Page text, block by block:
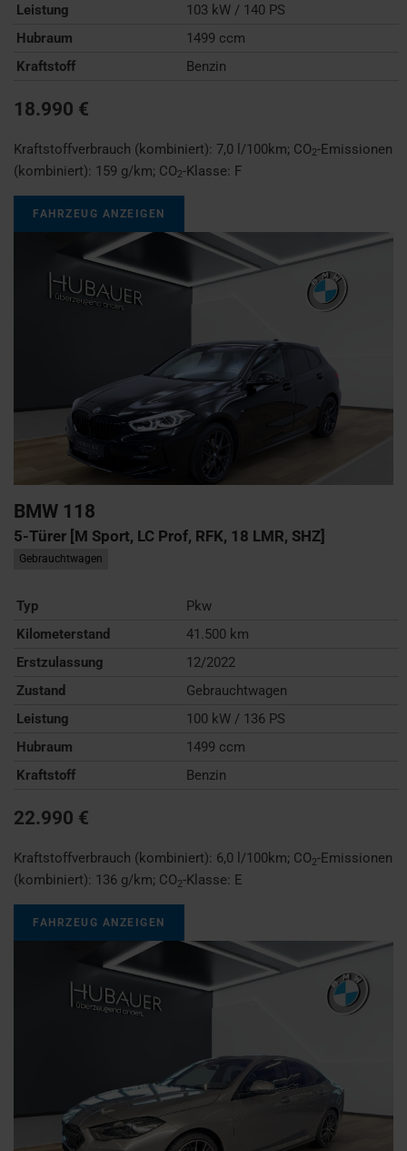
Leistung
103 kW / 140 PS
Hubraum
1499 ccm
Kraftstoff
Benzin
18.990 €
Kraftstoffverbrauch (kombiniert): 7,0 l/100km; CO2-Emissionen
(kombiniert): 159 g/km; CO2-Klasse: F
FAHRZEUG ANZEIGEN
BMW 118
5-Türer [M Sport, LC Prof, RFK, 18 LMR, SHZ]
Gebrauchtwagen
Typ
Pkw
Kilometerstand
41.500 km
Erstzulassung
12/2022
Zustand
Gebrauchtwagen
Leistung
100 kW / 136 PS
Hubraum
1499 ccm
Kraftstoff
Benzin
22.990 €
Kraftstoffverbrauch (kombiniert): 6,0 l/100km; CO2-Emissionen
(kombiniert): 136 g/km; CO2-Klasse: E
FAHRZEUG ANZEIGEN